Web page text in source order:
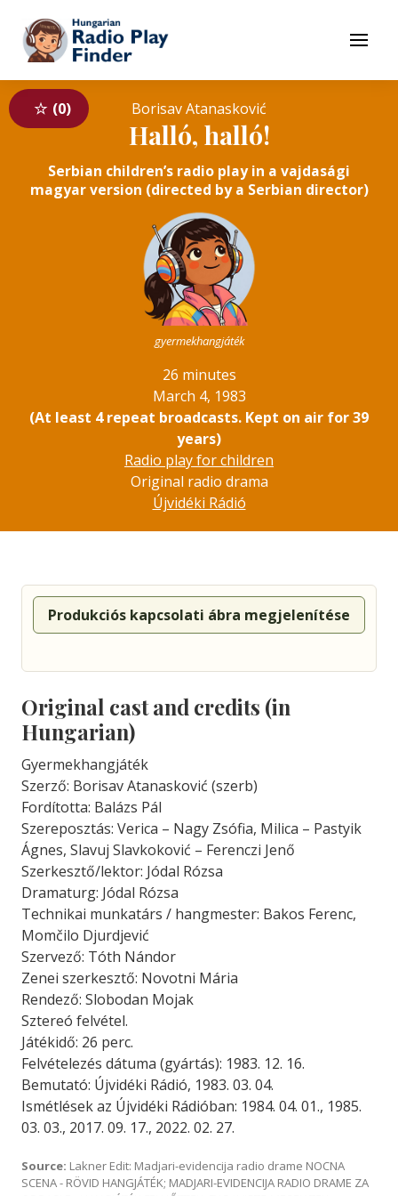
To contents
Menu
0 Borisav Atanasković
Halló, halló!
Serbian children’s radio play in a vajdasági
magyar version (directed by a Serbian director)
gyermekhangjáték
26 minutes
March 4, 1983
(At least 4 repeat broadcasts. Kept on air for 39
years)
Radio play for children
Original radio drama
Újvidéki Rádió
Produkciós kapcsolati ábra megjelenítése
Original cast and credits (in
Hungarian)
Gyermekhangjáték
Szerző: Borisav Atanasković (szerb)
Fordította: Balázs Pál
Szereposztás: Verica – Nagy Zsófia, Milica – Pastyik
Ágnes, Slavuj Slavkoković – Ferenczi Jenő
Szerkesztő/lektor: Jódal Rózsa
Dramaturg: Jódal Rózsa
Technikai munkatárs / hangmester: Bakos Ferenc,
Momčilo Djurdjević
Szervező: Tóth Nándor
Zenei szerkesztő: Novotni Mária
Rendező: Slobodan Mojak
Sztereó felvétel.
Játékidő: 26 perc.
Felvételezés dátuma (gyártás): 1983. 12. 16.
Bemutató: Újvidéki Rádió, 1983. 03. 04.
Ismétlések az Újvidéki Rádióban: 1984. 04. 01., 1985.
03. 03., 2017. 09. 17., 2022. 02. 27.
Source: Lakner Edit: Madjari-evidencija radio drame NOCNA
SCENA - RÖVID HANGJÁTÉK; MADJARI-EVIDENCIJA RADIO DRAME ZA